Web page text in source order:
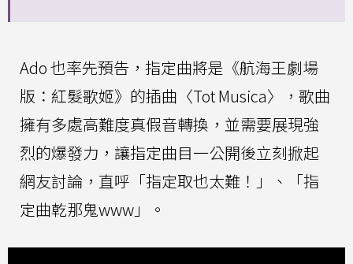
Ado 也率先預告，指定曲將是《航海王劇場
版：紅髮歌姬》的插曲〈Tot Musica〉，歌曲
擁有多處高難度真假音轉換，並需要展現強
烈的爆發力，讓指定曲目一公開後立刻掀起
網友討論，直呼「指定取也太難！」、「指
定曲乾那鬼www」。